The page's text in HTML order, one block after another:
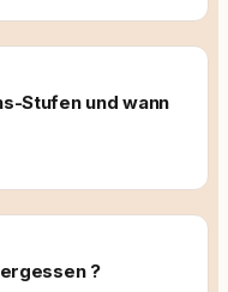
Stufen und wann
?